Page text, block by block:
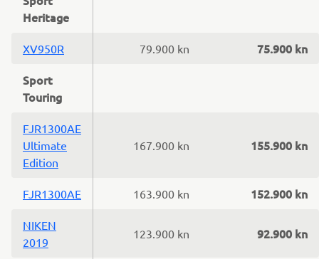
Heritage
XV950R 79.900 kn
75.900 kn
Sport
Touring
FJR1300AE
Ultimate
Edition
167.900 kn 155.900 kn
FJR1300AE 163.900 kn 152.900 kn
NIKEN
2019
123.900 kn 92.900 kn